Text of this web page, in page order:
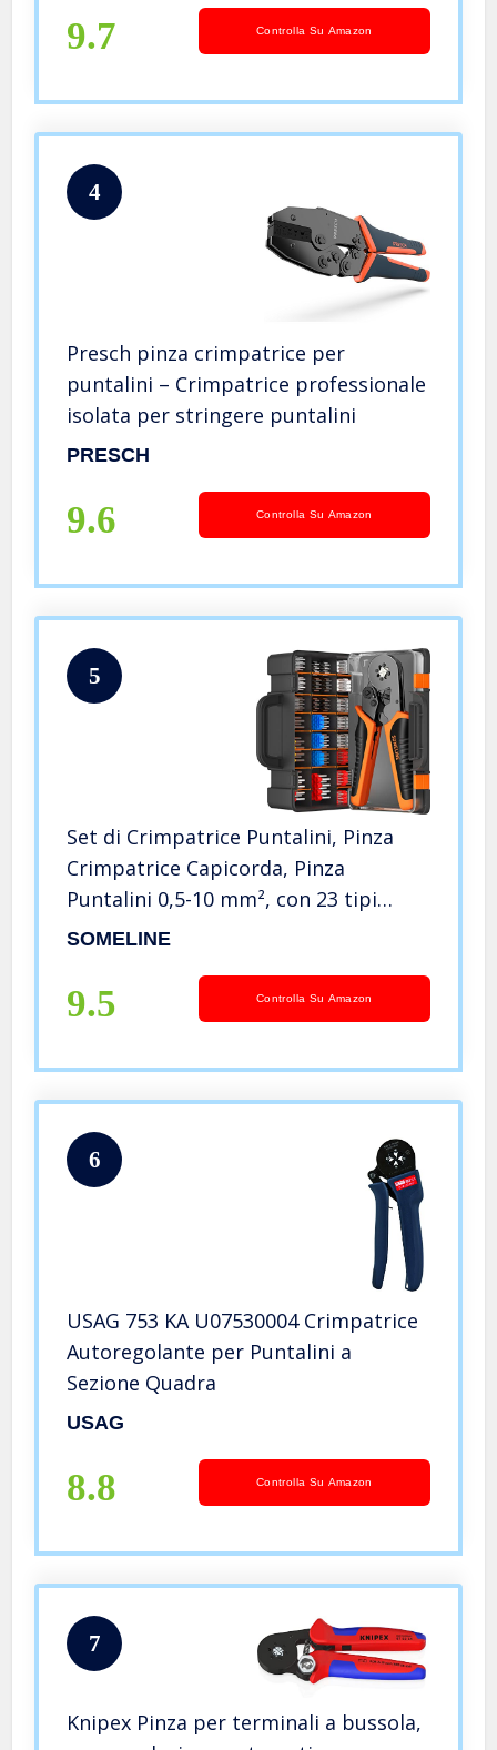
9.7 Controlla Su Amazon
4
Presch pinza crimpatrice per
puntalini – Crimpatrice professionale
isolata per stringere puntalini
PRESCH
9.6 Controlla Su Amazon
5
Set di Crimpatrice Puntalini, Pinza
Crimpatrice Capicorda, Pinza
Puntalini 0,5-10 mm², con 23 tipi
capicorda, SOMELINE Pinza Puntalini
Crimpatrice Capicorda
SOMELINE
9.5 Controlla Su Amazon
6
USAG 753 KA U07530004 Crimpatrice
Autoregolante per Puntalini a
Sezione Quadra
USAG
8.8 Controlla Su Amazon
7
Knipex Pinza per terminali a bussola,